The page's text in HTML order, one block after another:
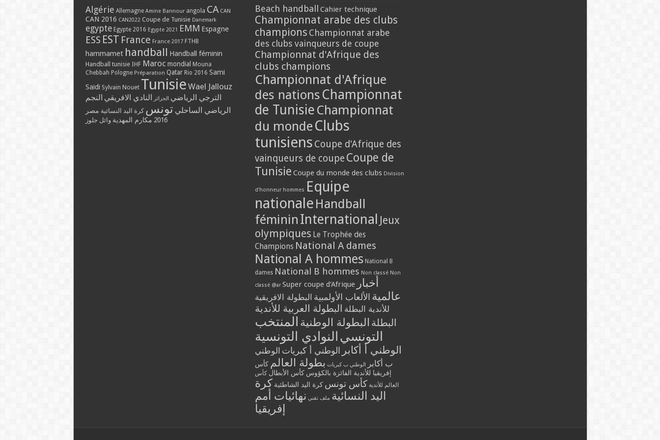
Algérie Allemagne Amine Bannour angola CA CAN
CAN 2016 CAN2022 Coupe de Tunisie Danemark
egypte Egypte 2016 Egypte 2021 EMM Espagne
ESS EST France France 2017 FTHB
hammamet handball Handball féminin
Handball tunisie IHF Maroc mondial Mouna
Chebbah Pologne Préparation Qatar Rio 2016 Sami
Saidi Sylvain Nouet Tunisie Wael Jallouz
الترجي الرياضي الجزائر النادي الافريقي النجم
الرياضي الساحلي تونس كرة اليد النسائية مصر
2016 مكارم المهدية وائل جلوز
Beach handball Cahier technique
Championnat arabe des clubs
champions Championnat arabe
des clubs vainqueurs de coupe
Championnat d'Afrique des
clubs champions
Championnat d'Afrique
des nations Championnat
de Tunisie Championnat
du monde Clubs
tunisiens Coupe d'Afrique des
vainqueurs de coupe Coupe de
Tunisie Coupe du monde des clubs Division
d'honneur hommes Equipe
nationale Handball
féminin International Jeux
olympiques Le Trophée des
Champions National A dames
National A hommes National B
dames National B hommes Non classé Non
classé @ar Super coupe d'Afrique أخبار
عالمية الألعاب الأولمبية البطولة الافريقية
للأندية البطلة البطولة العربية للأندية
البطلة البطولة الوطنية المنتخب
التونسي النوادي التونسية
الوطني أ أكابر الوطني أ كبريات الوطني
ب أكابر
الوطني ب كبريات بطولة العالم كأس
إفريقيا للأندية الفائزة بالكؤوس كأس الأبطال كأس
العالم للأندية كأس تونس كرة اليد الشاطئية كرة
اليد النسائية ملف تقني نهائيات أمم
إفريقيا